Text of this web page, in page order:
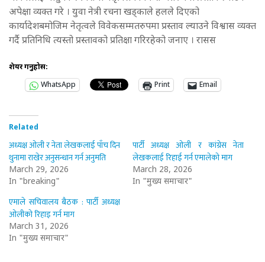
अपेक्षा व्यक्त गरे । युवा नेत्री रचना खड्काले हलले दिएको
कार्यादेशबमोजिम नेतृत्वले विवेकसम्मतरुपमा प्रस्ताव ल्याउने विश्वास व्यक्त
गर्दै प्रतिनिधि त्यस्तो प्रस्तावको प्रतिक्षा गरिरहेको जनाए । रासस
शेयर गर्नुहोस:
WhatsApp
Print Email
Related
अध्यक्ष ओली र नेता लेखकलाई पाँच दिन
थुनामा राखेर अनुसन्धान गर्न अनुमति
March 29, 2026
In "breaking"
पार्टी अध्यक्ष ओली र कांग्रेस नेता
लेखकलाई रिहाई गर्न एमालेको माग
March 28, 2026
In "मुख्य समाचार"
एमाले सचिवालय बैठक : पार्टी अध्यक्ष
ओलीको रिहाइ गर्न माग
March 31, 2026
In "मुख्य समाचार"